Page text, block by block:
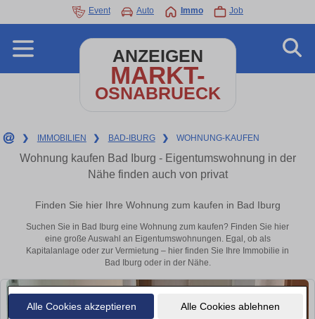
Alle Cookies akzeptieren Alle Cookies ablehnen
Event Auto Immo Job
ANZEIGEN
MARKT-
OSNABRUECK
❯ IMMOBILIEN ❯ BAD-IBURG ❯ WOHNUNG-KAUFEN
Wohnung kaufen Bad Iburg - Eigentumswohnung in der
Nähe finden auch von privat
Finden Sie hier Ihre Wohnung zum kaufen in Bad Iburg
Suchen Sie in Bad Iburg eine Wohnung zum kaufen? Finden Sie hier
eine große Auswahl an Eigentumswohnungen. Egal, ob als
Kapitalanlage oder zur Vermietung – hier finden Sie Ihre Immobilie in
Bad Iburg oder in der Nähe.